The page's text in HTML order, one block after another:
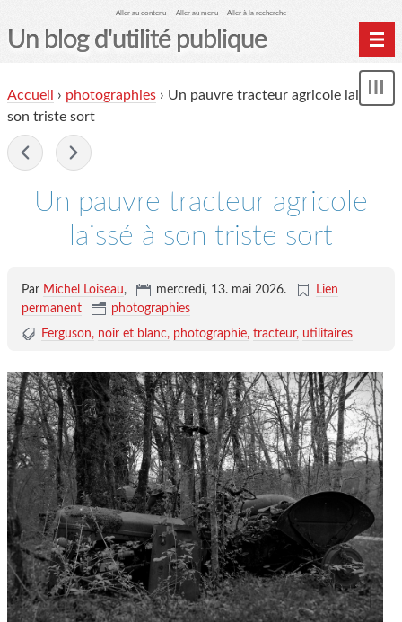
Aller au contenu Aller au menu Aller à la recherche
Un blog d'utilité publique
le Glob qui nuisait grave
le blog des origines
Accueil › photographies › Un pauvre tracteur agricole laissé à
son triste sort
Un pauvre tracteur agricole
laissé à son triste sort
Par Michel Loiseau, mercredi, 13. mai 2026.
Lien
permanent
photographies
Ferguson
noir et blanc photographie tracteur utilitaires